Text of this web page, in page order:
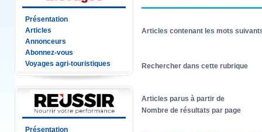
Présentation
Articles
Annonceurs
Abonnez-vous
Voyages agri-touristiques
Présentation
Articles contenant les mots
Rechercher dans cette rubrique
Articles parus à partir de
Nombre de résultats par page